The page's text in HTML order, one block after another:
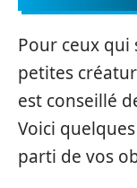
Pour ceux
petites
est conseillé
Voici
parti de vos